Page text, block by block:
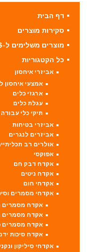
דף הבית
סקירות מוצרים
מוצרים משלימים ל-49$
כל הקטגוריות
אביזרי איחסון
אמצעי איחסון
ארגזי כלים
עגלת כלים
תיקי כלי עבודה
אביזרי בטיחות
אביזרים לנגרים
אולרים רב
אפוקסי
אקדח דבק חם
אקדח ניטים
אקדחי חום
אקדחי מסמרים
אקדח מסמרים
אקדח מסמרים
אקדח מסמרים
אקדח סיכות
אקדחי סיליקון